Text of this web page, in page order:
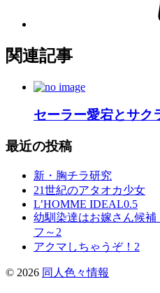
関連記事
セーラー愛宕とサク
最近の投稿
新・胸チラ研究
21世紀のアタオカ少女
L’HOMME IDEAL0.5
幼馴染達はお嫁さん候
フ～2
アクマしちゃうぞ！2
© 2026 同人色々情報